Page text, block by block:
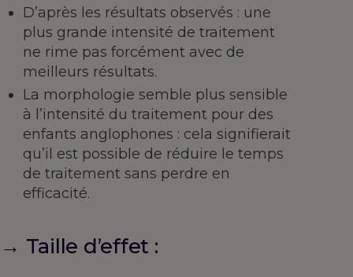
D’après les résultats observés : une
plus grande intensité de traitement
ne rime pas forcément avec de
meilleurs résultats.
La morphologie semble plus sensible
à l’intensité du traitement pour des
enfants anglophones : cela signifierait
qu’il est possible de réduire le temps
de traitement sans perdre en
efficacité.
→ Taille d’effet :